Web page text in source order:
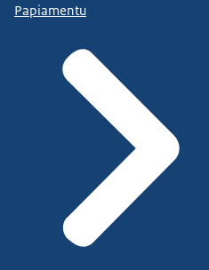
Papiamentu